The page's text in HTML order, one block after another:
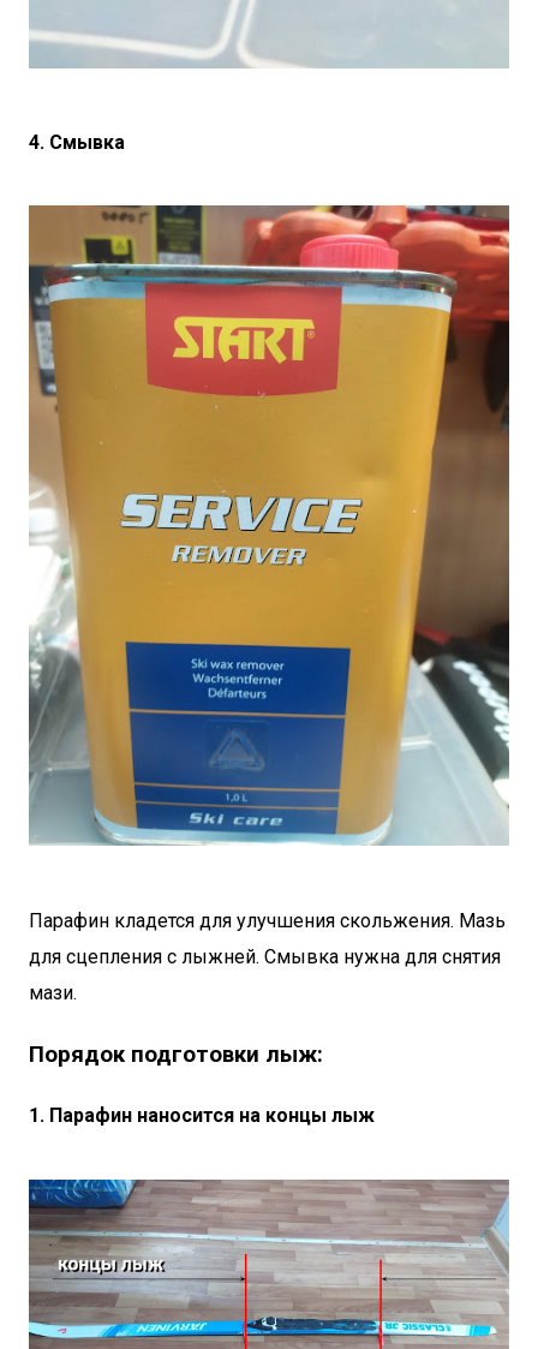
4. Смывка
Парафин кладется для улучшения скольжения. Мазь
для сцепления с лыжней. Смывка нужна для снятия
мази.
Порядок подготовки лыж:
1. Парафин наносится на концы лыж